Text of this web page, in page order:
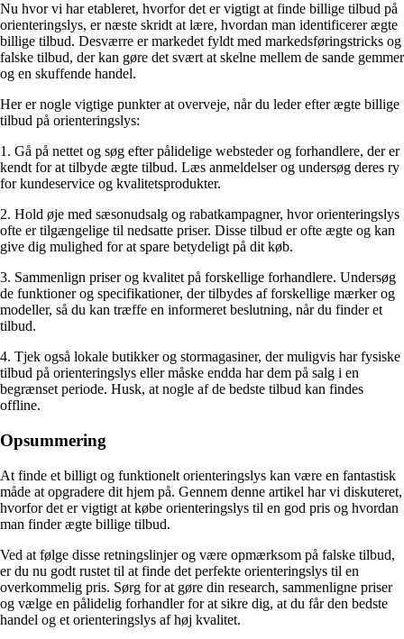
Nu hvor vi har etableret, hvorfor det er vigtigt at finde billige tilbud på
orienteringslys, er næste skridt at lære, hvordan man identificerer ægte
billige tilbud. Desværre er markedet fyldt med markedsføringstricks og
falske tilbud, der kan gøre det svært at skelne mellem de sande gemmer
og en skuffende handel.
Her er nogle vigtige punkter at overveje, når du leder efter ægte billige
tilbud på orienteringslys:
1. Gå på nettet og søg efter pålidelige websteder og forhandlere, der er
kendt for at tilbyde ægte tilbud. Læs anmeldelser og undersøg deres ry
for kundeservice og kvalitetsprodukter.
2. Hold øje med sæsonudsalg og rabatkampagner, hvor orienteringslys
ofte er tilgængelige til nedsatte priser. Disse tilbud er ofte ægte og kan
give dig mulighed for at spare betydeligt på dit køb.
3. Sammenlign priser og kvalitet på forskellige forhandlere. Undersøg
de funktioner og specifikationer, der tilbydes af forskellige mærker og
modeller, så du kan træffe en informeret beslutning, når du finder et
tilbud.
4. Tjek også lokale butikker og stormagasiner, der muligvis har fysiske
tilbud på orienteringslys eller måske endda har dem på salg i en
begrænset periode. Husk, at nogle af de bedste tilbud kan findes
offline.
Opsummering
At finde et billigt og funktionelt orienteringslys kan være en fantastisk
måde at opgradere dit hjem på. Gennem denne artikel har vi diskuteret,
hvorfor det er vigtigt at købe orienteringslys til en god pris og hvordan
man finder ægte billige tilbud.
Ved at følge disse retningslinjer og være opmærksom på falske tilbud,
er du nu godt rustet til at finde det perfekte orienteringslys til en
overkommelig pris. Sørg for at gøre din research, sammenligne priser
og vælge en pålidelig forhandler for at sikre dig, at du får den bedste
handel og et orienteringslys af høj kvalitet.